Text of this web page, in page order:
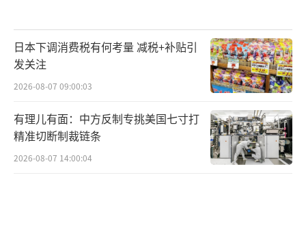
日本下调消费税有何考量 减税+补贴引
发关注
2026-08-07 09:00:03
有理儿有面：中方反制专挑美国七寸打
精准切断制裁链条
2026-08-07 14:00:04